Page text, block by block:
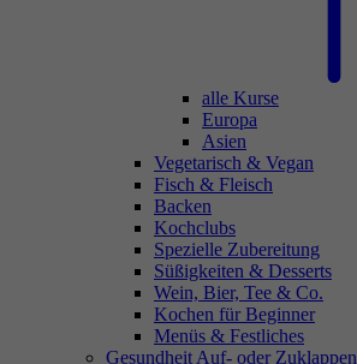
alle Kurse
Europa
Asien
Vegetarisch & Vegan
Fisch & Fleisch
Backen
Kochclubs
Spezielle Zubereitung
Süßigkeiten & Desserts
Wein, Bier, Tee & Co.
Kochen für Beginner
Menüs & Festliches
Gesundheit Auf- oder Zuklappen